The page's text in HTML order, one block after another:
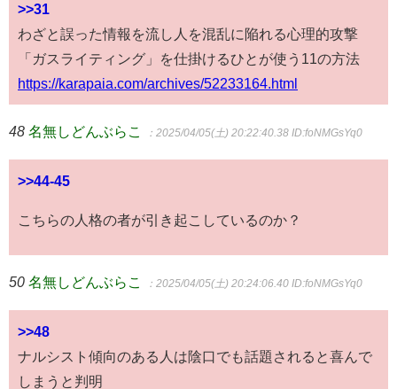
>>31
わざと誤った情報を流し人を混乱に陥れる心理的攻撃
「ガスライティング」を仕掛けるひとが使う11の方法
https://karapaia.com/archives/52233164.html
48 名無しどんぶらこ ：2025/04/05(土) 20:22:40.38 ID:foNMGsYq0
>>44-45
こちらの人格の者が引き起こしているのか？
50 名無しどんぶらこ ：2025/04/05(土) 20:24:06.40 ID:foNMGsYq0
>>48
ナルシスト傾向のある人は陰口でも話題されると喜んで
しまうと判明